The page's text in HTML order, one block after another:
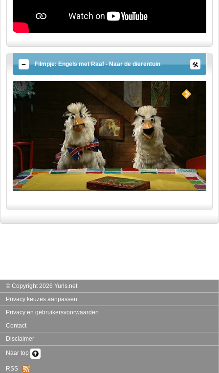
Filmpje: Engels met Raaf - Naar de dierentuin
© Copyright 2026 Yurls.net
Privacy keuzes aanpassen
Privacy en gebruikersvoorwaarden
Contact
Disclaimer
Naar top
RSS